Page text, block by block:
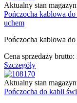
Aktualny stan
Pończocha kablowa
uchem
Pończocha kablowa
Cena sprzedaży brutto:
Szczegóły
Aktualny stan
Pończocha do kabli